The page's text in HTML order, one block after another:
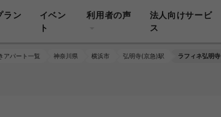
ラン
イベン
ト
利用者の声
法人向けサービ
ス
アパート一覧 神奈川県 横浜市 弘明寺(京急)駅 ラフィネ弘明寺